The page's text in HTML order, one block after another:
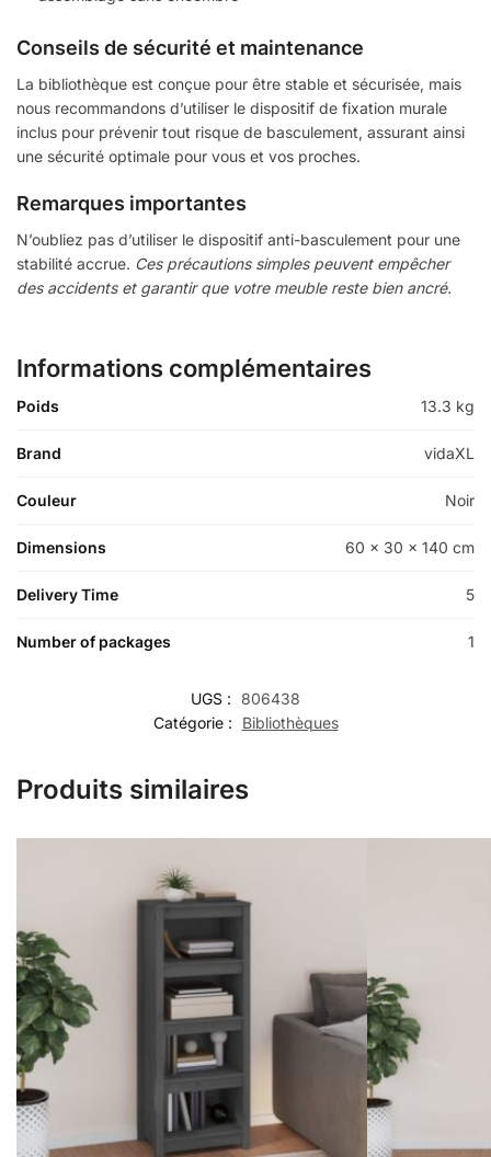
Conseils de sécurité et maintenance
La bibliothèque est conçue pour être stable et sécurisée, mais
nous recommandons d’utiliser le dispositif de fixation murale
inclus pour prévenir tout risque de basculement, assurant ainsi
une sécurité optimale pour vous et vos proches.
Remarques importantes
N’oubliez pas d’utiliser le dispositif anti-basculement pour une
stabilité accrue. Ces précautions simples peuvent empêcher
des accidents et garantir que votre meuble reste bien ancré.
Informations complémentaires
Poids 13.3 kg
Brand vidaXL
Couleur Noir
Dimensions 60 x 30 x 140 cm
Delivery Time 5
Number of packages 1
UGS :
806438
Catégorie :
Bibliothèques
Produits similaires